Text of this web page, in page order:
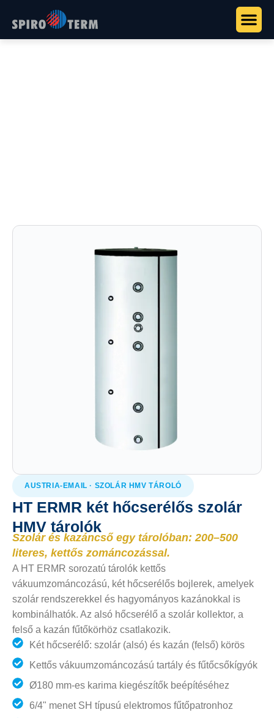
AUSTRIA-EMAIL · SZOLÁR HMV TÁROLÓ
HT ERMR két hőcserélős szolár
HMV tárolók
Szolár és kazáncső egy tárolóban: 200–500
literes, kettős zománcozással.
A HT ERMR sorozatú tárolók kettős
vákuumzománcozású, két hőcserélős bojlerek, amelyek
szolár rendszerekkel és hagyományos kazánokkal is
kombinálhatók. Az alsó hőcserélő a szolár kollektor, a
felső a kazán fűtőkörhöz csatlakozik.
Két hőcserélő: szolár (alsó) és kazán (felső) körös
Kettős vákuumzománcozású tartály és fűtőcsőkígyók
Ø180 mm-es karima kiegészítők beépítéséhez
6/4" menet SH típusú elektromos fűtőpatronhoz